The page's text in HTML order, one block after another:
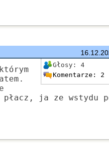
Głosy: 4
Komentarze: 2
płacz, ja ze wstydu